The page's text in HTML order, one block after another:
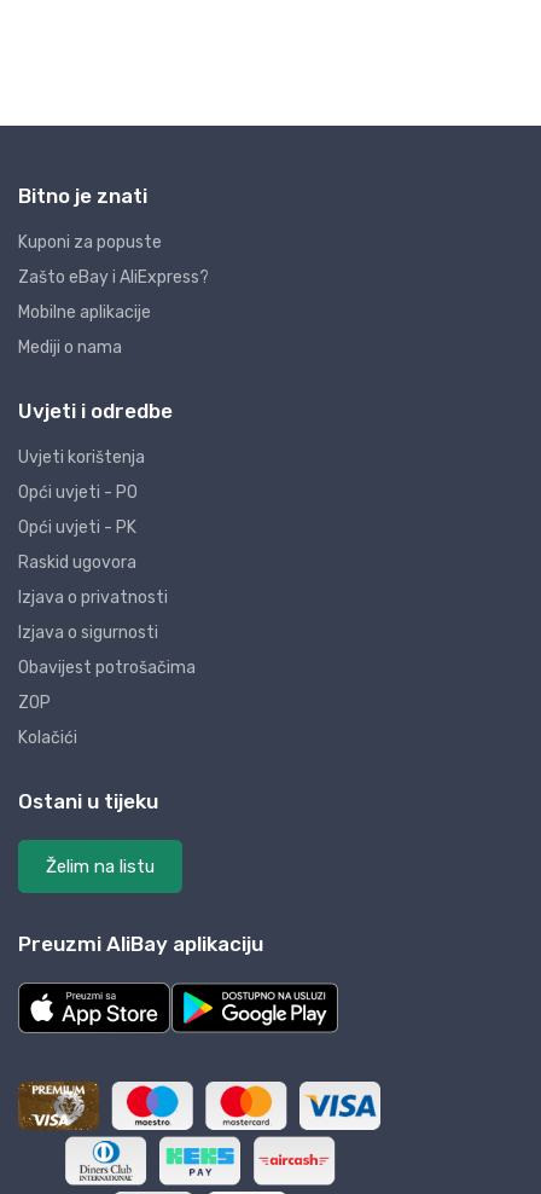
Bitno je znati
Kuponi za popuste
Zašto eBay i AliExpress?
Mobilne aplikacije
Mediji o nama
Uvjeti i odredbe
Uvjeti korištenja
Opći uvjeti - PO
Opći uvjeti - PK
Raskid ugovora
Izjava o privatnosti
Izjava o sigurnosti
Obavijest potrošačima
ZOP
Kolačići
Ostani u tijeku
Želim na listu
Preuzmi AliBay aplikaciju